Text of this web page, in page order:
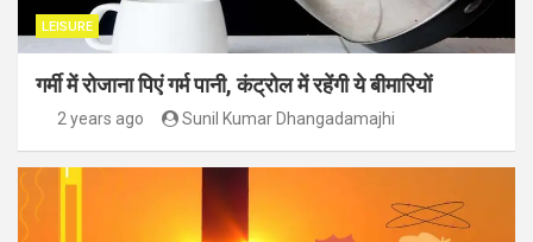
LEISURE
गर्मी में रोजाना पिएं गर्म पानी, कंट्रोल में रहेंगी ये बीमारियों
2 years ago Sunil Kumar Dhangadamajhi